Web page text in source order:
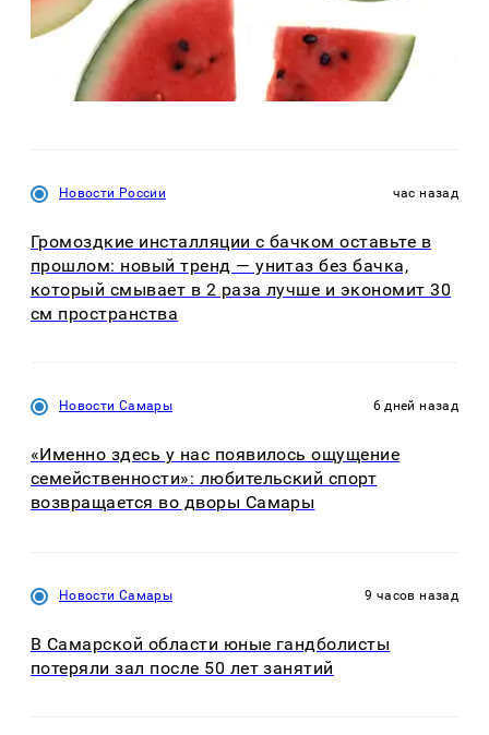
Новости России час назад
Громоздкие инсталляции с бачком оставьте в
прошлом: новый тренд — унитаз без бачка,
который смывает в 2 раза лучше и экономит 30
см пространства
Новости Самары 6 дней назад
«Именно здесь у нас появилось ощущение
семейственности»: любительский спорт
возвращается во дворы Самары
Новости Самары 9 часов назад
В Самарской области юные гандболисты
потеряли зал после 50 лет занятий